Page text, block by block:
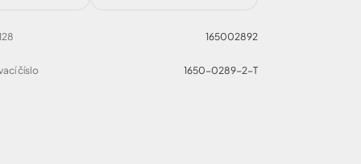
165002892
číslo 1650-0289-2-T